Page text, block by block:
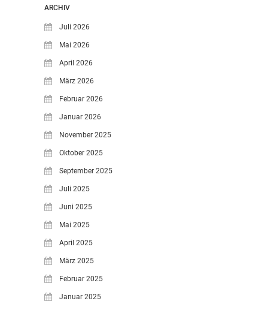
ARCHIV
Juli 2026
Mai 2026
April 2026
März 2026
Februar 2026
Januar 2026
November 2025
Oktober 2025
September 2025
Juli 2025
Juni 2025
Mai 2025
April 2025
März 2025
Februar 2025
Januar 2025